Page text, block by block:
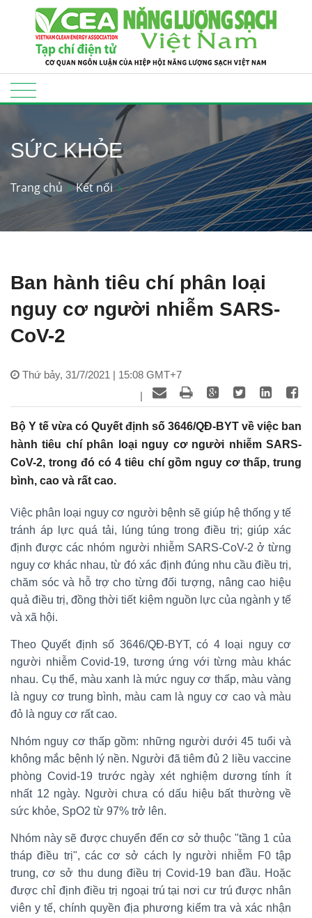
SỨC KHỎE
Trang chủ Kết nối
Ban hành tiêu chí phân loại
nguy cơ người nhiễm SARS-
CoV-2
Thứ bảy, 31/7/2021 | 15:08 GMT+7
|
Bộ Y tế vừa có Quyết định số 3646/QĐ-BYT về việc ban
hành tiêu chí phân loại nguy cơ người nhiễm SARS-
CoV-2, trong đó có 4 tiêu chí gồm nguy cơ thấp, trung
bình, cao và rất cao.
Việc phân loại nguy cơ người bệnh sẽ giúp hệ thống y tế
tránh áp lực quá tải, lúng túng trong điều trị; giúp xác
định được các nhóm người nhiễm SARS-CoV-2 ở từng
nguy cơ khác nhau, từ đó xác định đúng nhu cầu điều trị,
chăm sóc và hỗ trợ cho từng đối tượng, nâng cao hiệu
quả điều trị, đồng thời tiết kiệm nguồn lực của ngành y tế
và xã hội.
Theo Quyết định số 3646/QĐ-BYT, có 4 loại nguy cơ
người nhiễm Covid-19, tương ứng với từng màu khác
nhau. Cụ thể, màu xanh là mức nguy cơ thấp, màu vàng
là nguy cơ trung bình, màu cam là nguy cơ cao và màu
đỏ là nguy cơ rất cao.
Nhóm nguy cơ thấp gồm: những người dưới 45 tuổi và
không mắc bệnh lý nền. Người đã tiêm đủ 2 liều vaccine
phòng Covid-19 trước ngày xét nghiệm dương tính ít
nhất 12 ngày. Người chưa có dấu hiệu bất thường về
sức khỏe, SpO2 từ 97% trở lên.
Nhóm này sẽ được chuyển đến cơ sở thuộc "tầng 1 của
tháp điều trị", các cơ sở cách ly người nhiễm F0 tập
trung, cơ sở thu dung điều trị Covid-19 ban đầu. Hoặc
được chỉ định điều trị ngoại trú tại nơi cư trú được nhân
viên y tế, chính quyền địa phương kiểm tra và xác nhận